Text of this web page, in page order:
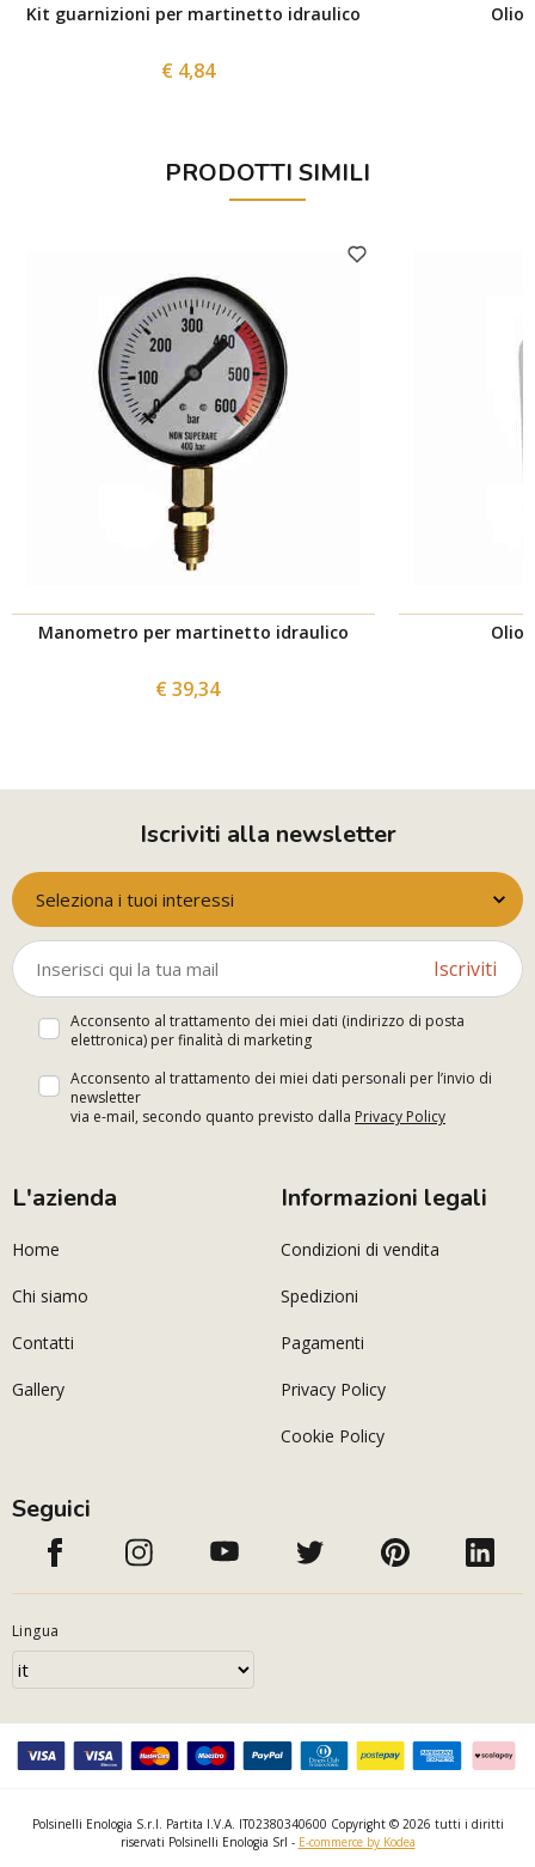
Kit guarnizioni per martinetto idraulico
€ 4,84
Olio
PRODOTTI SIMILI
Manometro per martinetto idraulico
€ 39,34
Olio
Iscriviti alla newsletter
Seleziona i tuoi interessi
Iscriviti
Acconsento al trattamento dei miei dati (indirizzo di posta
elettronica) per finalità di marketing
Acconsento al trattamento dei miei dati personali per l’invio di
newsletter
via e-mail, secondo quanto previsto dalla Privacy Policy
L'azienda
Home
Chi siamo
Contatti
Gallery
Informazioni legali
Condizioni di vendita
Spedizioni
Pagamenti
Privacy Policy
Cookie Policy
Seguici
Lingua
Polsinelli Enologia S.r.l. Partita I.V.A. IT02380340600 Copyright © 2026 tutti i diritti
riservati Polsinelli Enologia Srl - E-commerce by Kodea